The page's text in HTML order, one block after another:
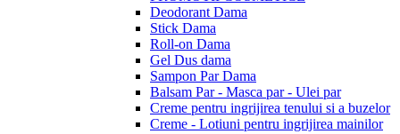
Deodorant Dama
Stick Dama
Roll-on Dama
Gel Dus dama
Sampon Par Dama
Balsam Par - Masca par - Ulei par
Creme pentru ingrijirea tenului si a buzelor
Creme - Lotiuni pentru ingrijirea mainilor